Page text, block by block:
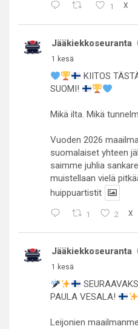
1 X
Jääkiekkoseuranta
1 kesä
KIITOS
SUOMI!
Mikä ilta. Mikä
Vuoden 2026
suomalaiset yhteen
saimme juhlia
muistellaan vielä
huippuartistit
1 2 X
Jääkiekkoseuranta
1 kesä
PAULA VESALA!
Leijonien